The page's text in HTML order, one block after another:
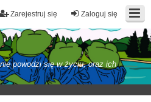
Zaloguj się
Zarejestruj się
powodzi się w życiu, oraz ich